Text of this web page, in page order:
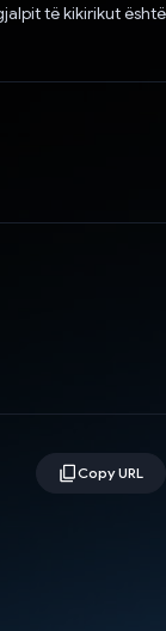
të kikirikut është